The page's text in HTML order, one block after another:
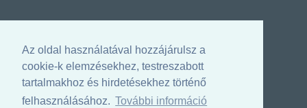
Az oldal használatával hozzájárulsz a
cookie-k elemzésekhez, testreszabott
tartalmakhoz és hirdetésekhez történő
felhasználásához. További információ